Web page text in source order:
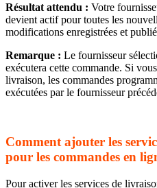
Résultat attendu : Votre
devient actif pour toutes les
modifications enregistrées et
Remarque : Le fournisseur
exécutera cette commande. Si
livraison, les commandes
exécutées par le fournisseur
Comment ajouter les
pour les commandes en
Pour activer les services de